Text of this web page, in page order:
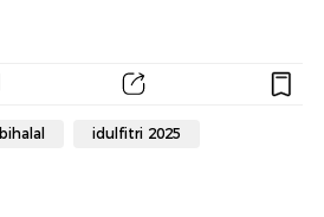
idulfitri 2025